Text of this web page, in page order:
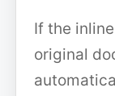
If the
original